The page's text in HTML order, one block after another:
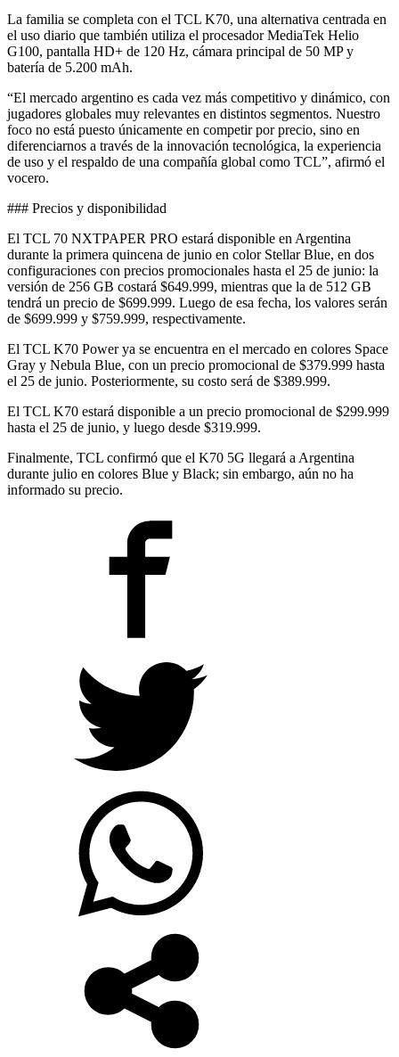
La familia se completa con el TCL K70, una alternativa centrada en
el uso diario que también utiliza el procesador MediaTek Helio
G100, pantalla HD+ de 120 Hz, cámara principal de 50 MP y
batería de 5.200 mAh.
“El mercado argentino es cada vez más competitivo y dinámico, con
jugadores globales muy relevantes en distintos segmentos. Nuestro
foco no está puesto únicamente en competir por precio, sino en
diferenciarnos a través de la innovación tecnológica, la experiencia
de uso y el respaldo de una compañía global como TCL”, afirmó el
vocero.
### Precios y disponibilidad
El TCL 70 NXTPAPER PRO estará disponible en Argentina
durante la primera quincena de junio en color Stellar Blue, en dos
configuraciones con precios promocionales hasta el 25 de junio: la
versión de 256 GB costará $649.999, mientras que la de 512 GB
tendrá un precio de $699.999. Luego de esa fecha, los valores serán
de $699.999 y $759.999, respectivamente.
El TCL K70 Power ya se encuentra en el mercado en colores Space
Gray y Nebula Blue, con un precio promocional de $379.999 hasta
el 25 de junio. Posteriormente, su costo será de $389.999.
El TCL K70 estará disponible a un precio promocional de $299.999
hasta el 25 de junio, y luego desde $319.999.
Finalmente, TCL confirmó que el K70 5G llegará a Argentina
durante julio en colores Blue y Black; sin embargo, aún no ha
informado su precio.